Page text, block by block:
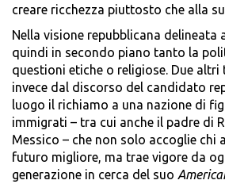
creare ricchezza piuttosto che alla
Nella visione repubblicana delineata
quindi in secondo piano tanto la
questioni etiche o religiose. Due altri
invece dal discorso del candidato
luogo il richiamo a una nazione di
immigrati – tra cui anche il padre di
Messico – che non solo accoglie chi
futuro migliore, ma trae vigore da
generazione in cerca del suo